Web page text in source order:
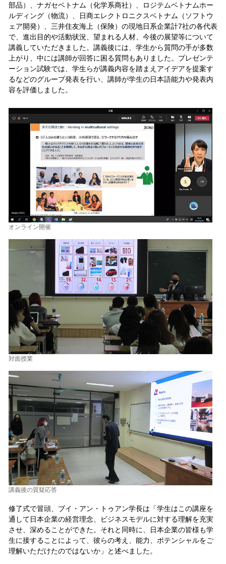
部品）、ナガセベトナム（化学系商社）、ロジテムベトナムホー
ルディング（物流）、日商エレクトロニクスベトナム（ソフトウ
ェア開発）、三井住友海上（保険）の現地日系企業計7社の各代表
で、進出目的や活動状況、望まれる人材、今後の展望等について
講義していただきました。講義後には、学生から質問の手が多数
上がり、中には講師が回答に困る質問もありました。プレゼンテ
ーション試験では、学生らが講義内容を踏まえアイデアを提案す
るなどのグループ発表を行い、講師が学生の日本語能力や発表内
容を評価しました。
オンライン開催
対面授業
講義後の質疑応答
修了式で冒頭、ブイ・アン・トゥアン学長は「学生はこの講座を
通して日本企業の経営理念、ビジネスモデルに対する理解を充実
させ、深めることができた。それと同時に、日本企業の皆様も学
生に接することによって、彼らの考え、能力、ポテンシャルをご
理解いただけたのではないか」と述べました。